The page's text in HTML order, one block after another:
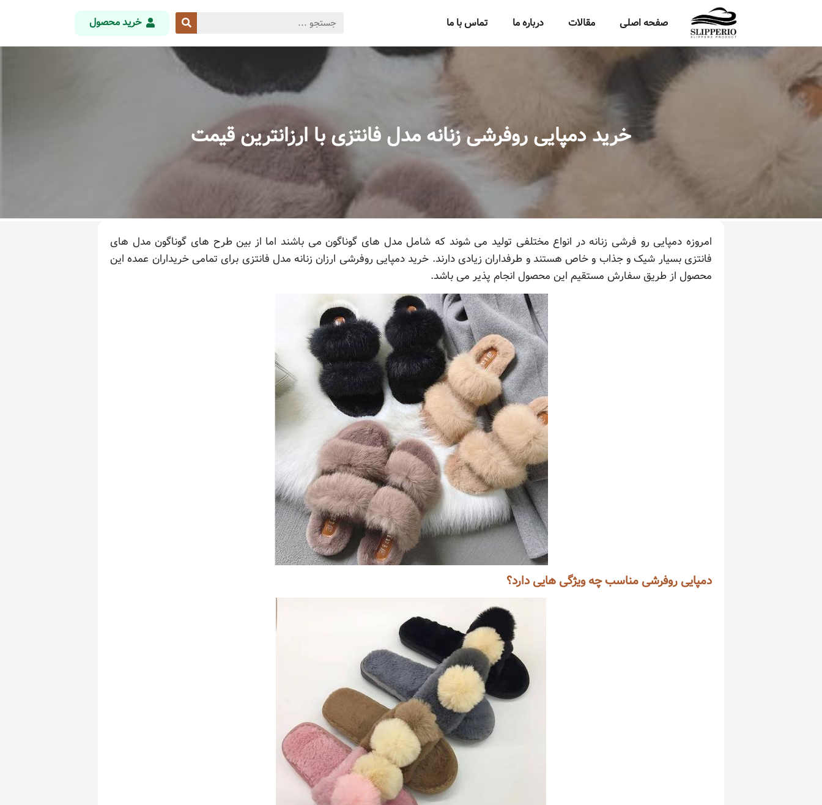
صفحه اصلی مقالات درباره ما تماس با ما خرید محصول
خرید دمپایی روفرشی زنانه مدل فانتزی با ارزانترین قیمت
امروزه دمپایی رو فرشی زنانه در انواع مختلفی تولید می شوند که شامل مدل های گوناگون می باشند اما از بین طرح های گوناگون مدل های
فانتزی بسیار شیک و جذاب و خاص هستند و طرفداران زیادی دارند. خرید دمپایی روفرشی ارزان زنانه مدل فانتزی برای تمامی خریداران عمده این
محصول از طریق سفارش مستقیم این محصول انجام پذیر می باشد.
دمپایی روفرشی مناسب چه ویژگی هایی دارد؟